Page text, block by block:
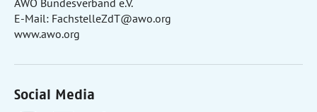
AWO Bundesverband e.V.
E-Mail: FachstelleZdT@awo.org
www.awo.org
Social Media